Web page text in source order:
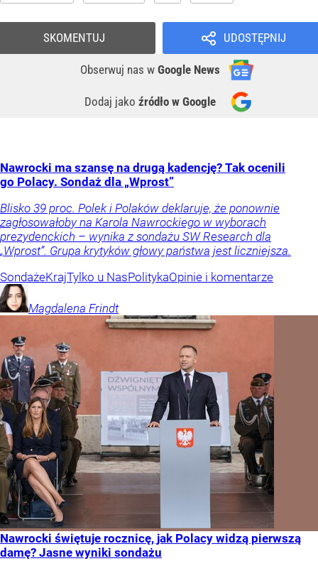
UDOSTĘPNIJ
Obserwuj nas w Google News
Dodaj jako źródło w Google
SKOMENTUJ
Nawrocki ma szansę na drugą kadencję? Tak ocenili
go Polacy. Sondaż dla „Wprost”
Blisko 39 proc. Polek i Polaków deklaruje, że ponownie
zagłosowałoby na Karola Nawrockiego w wyborach
prezydenckich – wynika z sondażu SW Research dla
„Wprost”. Grupa krytyków głowy państwa jest liczniejsza.
SondażeKrajTylko u NasPolitykaOpinie i komentarze
Magdalena Frindt
Nawrocki świętuje rocznicę, jak Polacy widzą pierwszą
damę? Jasne wyniki sondażu